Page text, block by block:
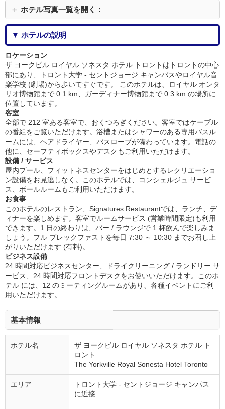
＋ ホテル写真一覧を開く：
▼ ホテルの説明
ロケーション
ザ ヨークビル ロイヤル ソネスタ ホテル トロントはトロントの中心
部にあり、トロント大学 - セントジョージ キャンパスやロイヤル音
楽学校 (劇場)から歩いてすぐです。 このホテルは、ロイヤル オンタ
リオ博物館まで 0.1 km、ガーディナー博物館まで 0.3 km の場所に
位置しています。
客室
全部で 212 室ある客室で、おくつろぎください。客室ではケーブル
の番組をご覧いただけます。浴槽またはシャワーのある専用バスル
ームには、ヘアドライヤー、バスローブが備わっています。電話の
他に、セーフティボックスやデスクもご利用いただけます。
設備 / サービス
屋内プール、フィットネスセンターをはじめとするレクリエーショ
ン設備をお見逃しなく。このホテルでは、コンシェルジュ サービ
ス、ボールルームもご利用いただけます。
お食事
このホテルのレストラン、Signatures Restaurantでは、ランチ、デ
ィナーを楽しめます。客室でルームサービス (営業時間限定)も利用
できます。1 日の終わりは、バー / ラウンジで 1 杯飲んで楽しみま
しょう。フル ブレックファストを毎日 7:30 ～ 10:30 までお召し上
がりいただけます (有料)。
ビジネス設備
24 時間対応ビジネスセンター、ドライクリーニング / ランドリー サ
ービス、24 時間対応フロントデスクをお使いいただけます。このホ
テル には、12 のミーティングルームがあり、各種イベントにご利
用いただけます。
基本情報
ホテル名
ザ ヨークビル ロイヤル ソネスタ ホテル ト
ロント
The Yorkville Royal Sonesta Hotel Toronto
エリア
トロント大学 - セントジョージ キャンパス
に近接